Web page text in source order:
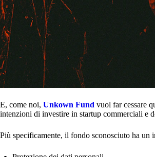
E, come noi, Unkown Fund vuol far cessare
intenzioni di investire in startup commerciali e
Più specificamente, il fondo sconosciuto ha un